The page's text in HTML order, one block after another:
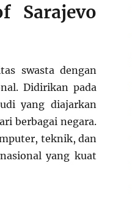
Sarajevo
swasta dengan
Didirikan pada
yang diajarkan
berbagai negara.
teknik, dan
yang kuat